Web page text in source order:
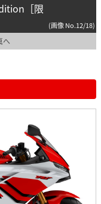
［限
(画像 No.12/18)
へ